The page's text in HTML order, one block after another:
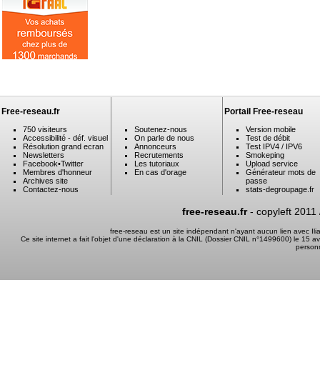
Free-reseau.fr
750 visiteurs
Accessibilité - déf. visuel
Résolution grand ecran
Newsletters
Facebook•Twitter
Membres d'honneur
Archives site
Contactez-nous
Soutenez-nous
On parle de nous
Annonceurs
Recrutements
Les tutoriaux
En cas d'orage
Portail Free-reseau
Version mobile
Test de débit
Test IPV4 / IPV6
Smokeping
Upload service
Générateur mots de
passe
stats-degroupage.fr
free-reseau.fr- copyleft 2011
free-reseau est un site indépendant n'ayant aucun lien avec
Ce site internet a fait l'objet d'une déclaration à la CNIL (Dossier CNIL n°1499600) le 15